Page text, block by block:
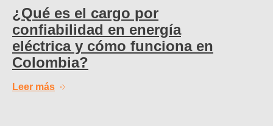
¿Qué es el cargo por
confiabilidad en energía
eléctrica y cómo funciona en
Colombia?
Leer más